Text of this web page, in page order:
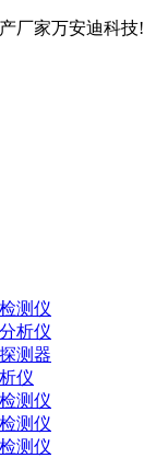
厂家万安迪科技!
测仪
析仪
测器
仪
测仪
测仪
测仪